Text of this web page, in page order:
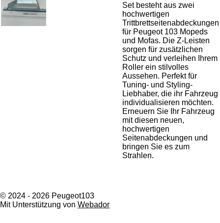
Set besteht aus zwei
hochwertigen
Trittbrettseitenabdeckungen
für Peugeot 103 Mopeds
und Mofas. Die Z-Leisten
sorgen für zusätzlichen
Schutz und verleihen Ihrem
Roller ein stilvolles
Aussehen. Perfekt für
Tuning- und Styling-
Liebhaber, die ihr Fahrzeug
individualisieren möchten.
Erneuern Sie Ihr Fahrzeug
mit diesen neuen,
hochwertigen
Seitenabdeckungen und
bringen Sie es zum
Strahlen.
© 2024 - 2026 Peugeot103
Mit Unterstützung von Webador